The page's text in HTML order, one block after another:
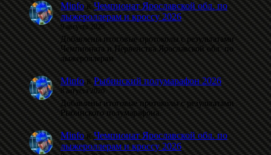
MinfoкЧемпионат Ярославской обл. по
лыжероллерам и кроссу 2026
9 августа 2026
Добавлены итоговые протоколы с результатами
Чемпионата и Первенства Ярославской обл. по
лыжероллерам.
MinfoкРыбинский полумарафон 2026
8 августа 2026
Добавлены итоговые протоколы с результатами
Рыбинского полумарафона.
MinfoкЧемпионат Ярославской обл. по
лыжероллерам и кроссу 2026